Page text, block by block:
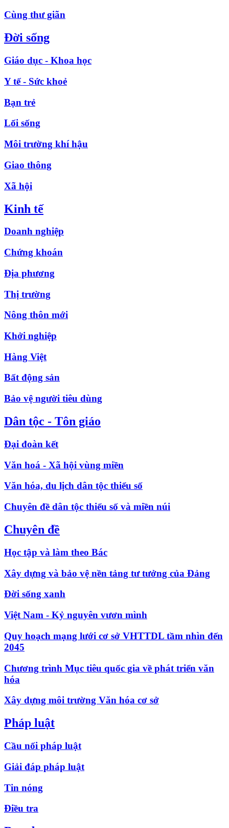
Cùng thư giãn
Đời sống
Giáo dục - Khoa học
Y tế - Sức khoẻ
Bạn trẻ
Lối sống
Môi trường khí hậu
Giao thông
Xã hội
Kinh tế
Doanh nghiệp
Chứng khoán
Địa phương
Thị trường
Nông thôn mới
Khởi nghiệp
Hàng Việt
Bất động sản
Bảo vệ người tiêu dùng
Dân tộc - Tôn giáo
Đại đoàn kết
Văn hoá - Xã hội vùng miền
Văn hóa, du lịch dân tộc thiểu số
Chuyên đề dân tộc thiểu số và miền núi
Chuyên đề
Học tập và làm theo Bác
Xây dựng và bảo vệ nền tảng tư tưởng của Đảng
Đời sống xanh
Việt Nam - Kỷ nguyên vươn mình
Quy hoạch mạng lưới cơ sở VHTTDL tầm nhìn đến
2045
Chương trình Mục tiêu quốc gia về phát triển văn
hóa
Xây dựng môi trường Văn hóa cơ sở
Pháp luật
Cầu nối pháp luật
Giải đáp pháp luật
Tin nóng
Điều tra